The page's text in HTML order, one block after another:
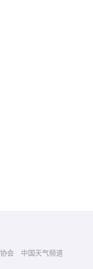
会 中国天气频道